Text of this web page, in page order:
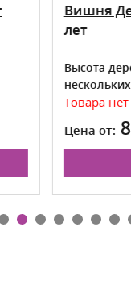
дерева от 2 метров.
крупномеров, в
нет в наличии
9 999